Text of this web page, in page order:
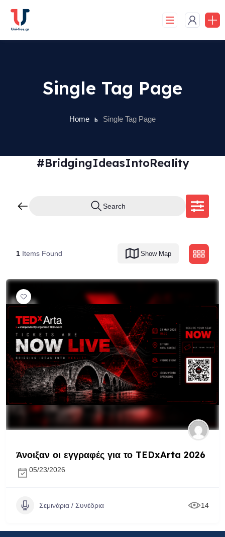
content
Single Tag Page
Home Single Tag Page
#BridgingIdeasIntoReality
Search
1 Items Found Show Map
Άνοιξαν οι εγγραφές για το TEDxArta 2026
05/23/2026
Σεμινάρια / Συνέδρια 14